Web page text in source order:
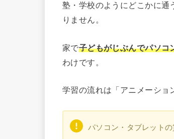
塾・学校のようにどこかに通
りません。
家で子どもがじぶんでパソコ
わけです。
学習の流れは「アニメーショ
パソコン・タブレット